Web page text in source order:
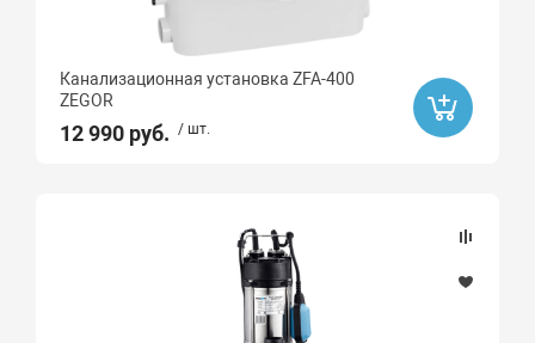
Канализационная установка ZFA-400
ZEGOR
12 990 руб. / шт.